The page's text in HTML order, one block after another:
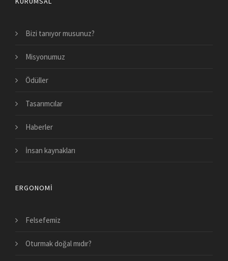
Bizi tanıyor musunuz?
Misyonumuz
Ödüller
Tasarımcılar
Haberler
İnsan kaynakları
ERGONOMI
Felsefemiz
Oturmak doğal mıdır?